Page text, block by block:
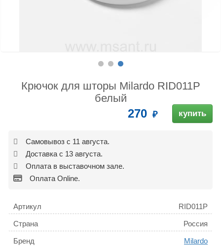
Крючок для шторы Milardo RID011P
белый
270 купить
Самовывоз с 11 августа.
Доставка с 13 августа.
Оплата в выставочном зале.
Оплата Online.
Артикул RID011P
Страна Россия
Бренд Milardo